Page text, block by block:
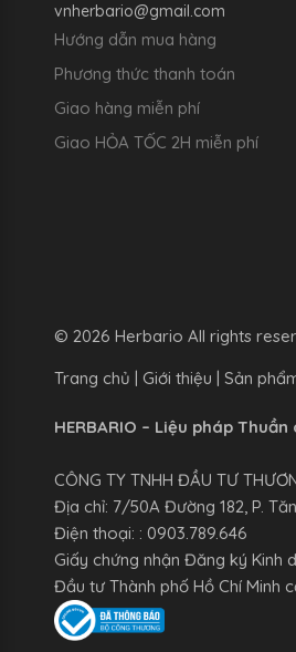
vnherbario@gmail.com
Hướng dẫn mua hàng
Phương thức thanh toán
Giao hàng miễn phí
Giao HỎA TỐC 2H miễn phí
© 2026 Herbario All rights
Trang chủ | Giới thiệu | Sản
HERBARIO – Liệu pháp
CÔNG TY TNHH ĐẦU TƯ
Địa chỉ: 7/50A Đường 182, P.
Điện thoại: : 0903.789.646
Giấy chứng nhận Đăng ký Kinh
Đầu tư Thành phố Hồ Chí Minh